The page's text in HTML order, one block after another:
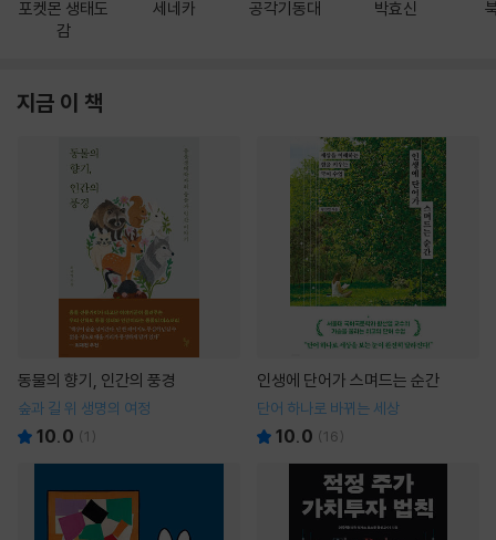
포켓몬 생태도
감
세네카 공각기동대 박효신
지금 이 책
동물의 향기, 인간의 풍경
숲과 길 위 생명의 여정
10.0 (1 )
인생에 단어가 스며드는 순간
단어 하나로 바뀌는 세상
10.0 (16)